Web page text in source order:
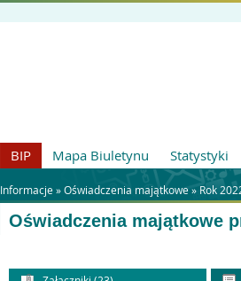
BIP Mapa Biuletynu Statystyki
Informacje »Oświadczenia majątkowe» Rok
Oświadczenia majątkowe